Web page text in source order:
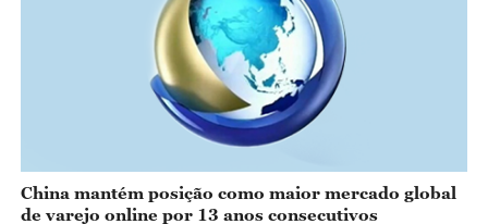
China mantém posição como maior mercado global
de varejo online por 13 anos consecutivos